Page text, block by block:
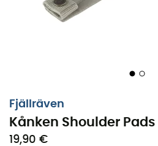
Fjällräven
Kånken Shoulder Pads
19,90 €